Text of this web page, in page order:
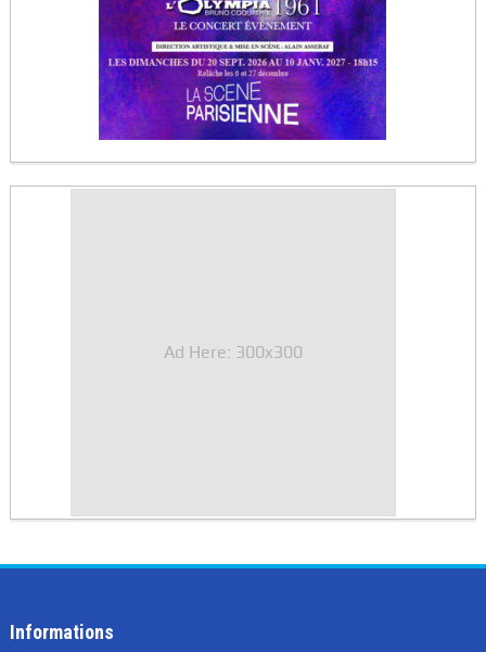
Ad Here: 300x300
Informations